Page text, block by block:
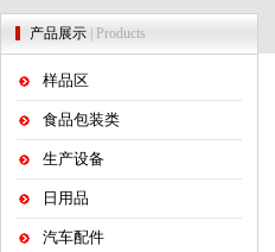
产品展示 | Products
样品区
食品包装类
生产设备
日用品
汽车配件